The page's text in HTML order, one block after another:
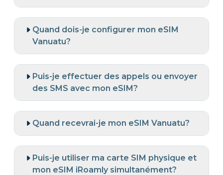
Quand dois-je configurer mon eSIM
Vanuatu?
Puis-je effectuer des appels ou envoyer
des SMS avec mon eSIM?
Quand recevrai-je mon eSIM Vanuatu?
Puis-je utiliser ma carte SIM physique et
mon eSIM iRoamly simultanément?